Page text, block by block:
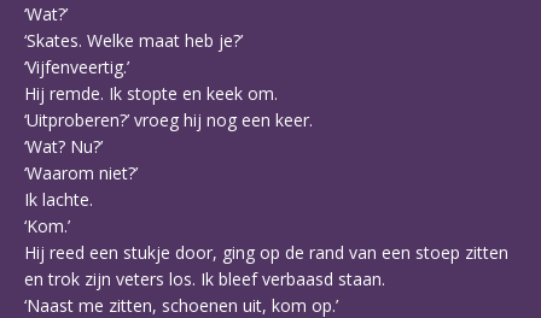
‘Wat?’
‘Skates. Welke maat heb je?’
‘Vijfenveertig.’
Hij remde. Ik stopte en keek om.
‘Uitproberen?’ vroeg hij nog een keer.
‘Wat? Nu?’
‘Waarom niet?’
Ik lachte.
‘Kom.’
Hij reed een stukje door, ging op de rand van een stoep zitten
en trok zijn veters los. Ik bleef verbaasd staan.
‘Naast me zitten, schoenen uit, kom op.’